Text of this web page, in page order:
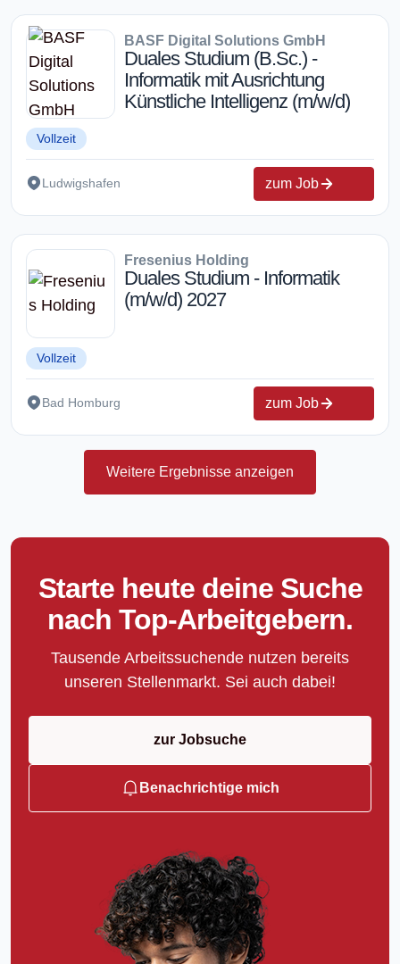
BASF Digital Solutions GmbH
Duales Studium (B.Sc.) -
Informatik mit Ausrichtung
Künstliche Intelligenz (m/w/d)
Vollzeit
Ludwigshafen zum Job
Fresenius Holding
Duales Studium - Informatik
(m/w/d) 2027
Vollzeit
Bad Homburg zum Job
Weitere Ergebnisse anzeigen
Starte heute deine Suche
nach Top-Arbeitgebern.
Tausende Arbeitssuchende nutzen bereits
unseren Stellenmarkt. Sei auch dabei!
zur Jobsuche
Benachrichtige mich